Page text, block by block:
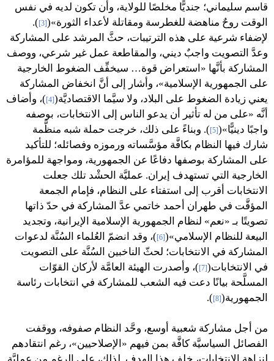
قاسم سليماني؛ جنديًّا مخلصًا للولاية، وأن تكون لديه في نفس
الوقت روحٌ مناهضة للغطرسة ومقاتلة لأعداء الثورة»([3]
).
لإضفاء شرعية على هذه الترتيبات، حثَّ المرشد على المشاركة
وعدَّ التصويت واجبٌ ديني، والمقاطعة عمل غير شرعي، ووصف
المشاركة بأنَّها «استعراض قوة… سيخفِّف الضغوط الخارجية
على الجمهورية الإسلامية»، وأشار إلى أنَّ انخفاض المشاركة
يعني زيادة الضغوط على البلاد، ولا سيَّما الاقتصاديَّة([4]
)، وأضاف
أنَّه «على من له تأثير أن يدعو الناس إلى الانتخابات، بوصفه
واجبًا دينيًّا»([5]
). وبناءً على ذلك، خرجت حملة شبه منظَّمة
شارك فيها النظام بكافَّة مؤسَّساته ورموزه وفصائله؛ للتأكيد
على المشاركة بوصفها دفاعًا عن الجمهورية، ومواجهة للمؤامرة
الخارجية التي تستهدف إيران. عمليَّة الحشْد تلك جعلت
الانتخابات أقرب إلى استفتاء على النظام، فإمام الجمعة
المؤقَّت في طهران أحمد خاتمي عدَّ المشاركة في حدّ ذاتها
تصويتًا بـ «نعم» لنظام الجمهورية الإسلامية الإيرانية، وتجديد
البيعة للنظام الإسلامي»([6]
)، وقد انضمّ العُلماء السُنَّة لدعوات
المشاركة في الانتخابات؛ لحثّ الناخبين السُنَّة على التصويت
في الانتخابات([7]
)، وأصدرت الهيئة العامَّة لأركان القوّات
المسلَّحة بيانًا دعت فيه الشعب للمشاركة في انتخابات رئاسة
الجمهورية([8]
).
من أجل مشاركة شعبية أوسع، وحَّد النظام صفوفه، ووقفت
الفصائل السياسيَّة كافَّة بمن فيهم «الإصلاحيين»، رغم انتقادهم